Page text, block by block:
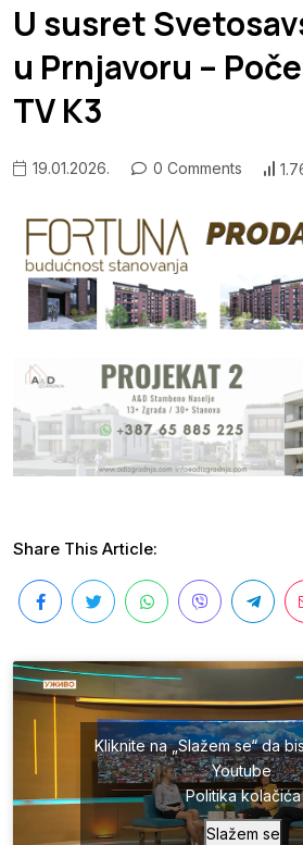
U susret
u Prnjavoru –
TV K3
19.01.2026. 0 Comments
Share This Article:
Kliknite na „Slažem se“ da
Youtube
Politika kolačića
Slažem se